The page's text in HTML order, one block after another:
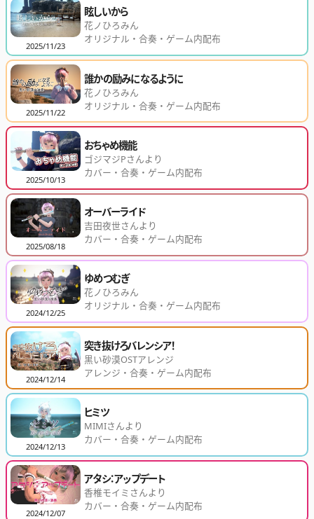
2025/11/23
眩しいから
花ノひろみん
オリジナル・合奏・ゲーム内配布
2025/11/22
誰かの励みになるように
花ノひろみん
オリジナル・合奏・ゲーム内配布
2025/10/13
おちゃめ機能
ゴジマジPさんより
カバー・合奏・ゲーム内配布
2025/08/18
オーバーライド
吉田夜世さんより
カバー・合奏・ゲーム内配布
2024/12/25
ゆめつむぎ
花ノひろみん
オリジナル・合奏・ゲーム内配布
2024/12/14
突き抜けろバレンシア！
黒い砂漠OSTアレンジ
アレンジ・合奏・ゲーム内配布
2024/12/13
ヒミツ
MIMIさんより
カバー・合奏・ゲーム内配布
2024/12/07
アタシ：アップデート
香椎モイミさんより
カバー・合奏・ゲーム内配布